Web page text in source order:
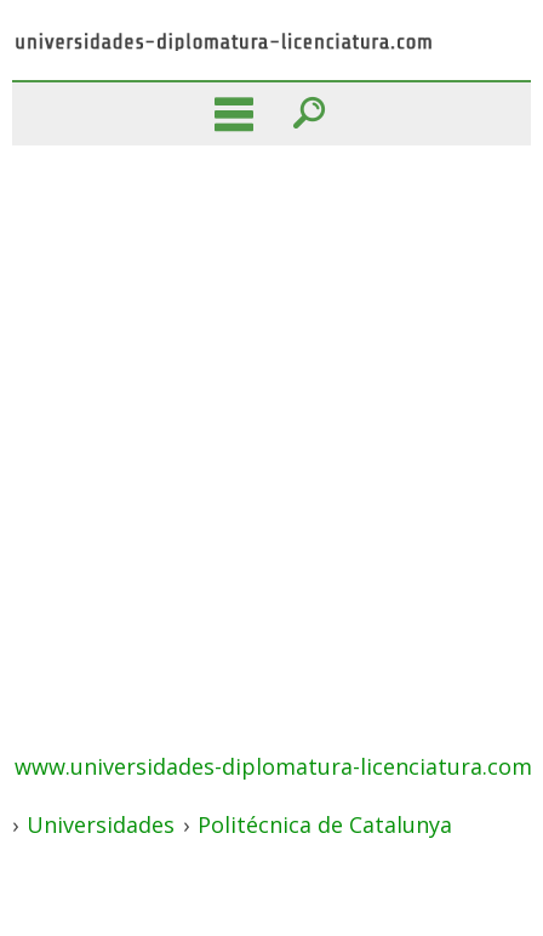
www.universidades-diplomatura-licenciatura.com
› Universidades › Politécnica de Catalunya